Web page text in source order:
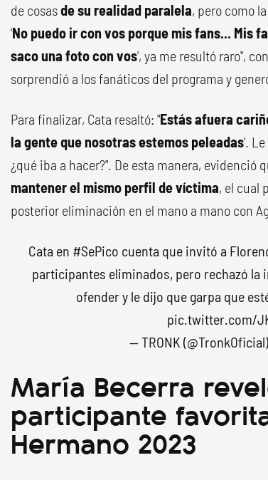
de cosasde su realidad paralela, pero como
'No puedo ir con vos porque mis fans... Mis
saco una foto con vos', ya me resultó raro",
sorprendió a los fanáticos del programa y
Para finalizar, Cata resaltó: "Estás afuera
la gente que nosotras estemos peleadas'.
¿qué iba a hacer?". De esta manera, evidenció
mantener el mismo perfil de víctima, el cual
posterior eliminación en el mano a mano con
Cata en #SePico cuenta que invitó a
participantes eliminados, pero rechazó la
ofender y le dijo que garpa que
pic.twitter.com/
— TRONK (@TronkOficial)
María Becerra
participante
Hermano 2023